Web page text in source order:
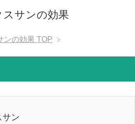
サンの効果
ンの効果 TOP
サン